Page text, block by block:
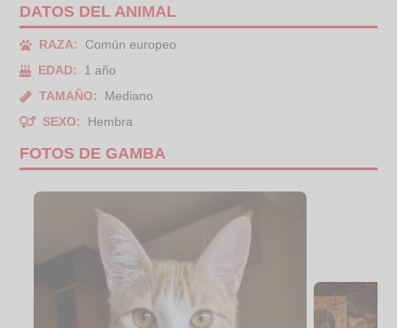
DATOS DEL ANIMAL
RAZA:
Común europeo
EDAD:
1 año
TAMAÑO:
Mediano
SEXO:
Hembra
FOTOS DE GAMBA